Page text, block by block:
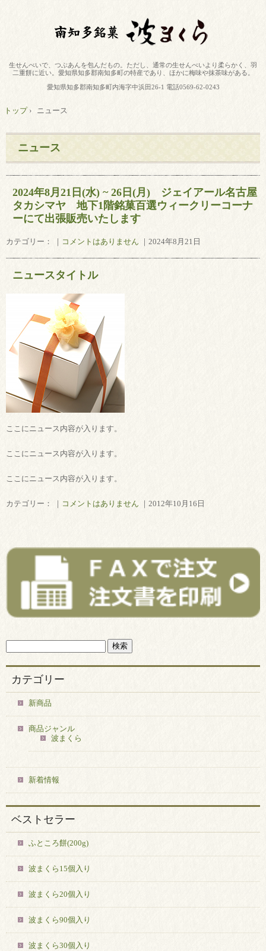
生せんべいで、つぶあんを包んだもの。ただし、通常の生せんべいより柔らかく、羽
二重餅に近い。愛知県知多郡南知多町の特産であり、ほかに梅味や抹茶味がある。
愛知県知多郡南知多町内海字中浜田26-1 電話0569-62-0243
トップ› ニュース
ニュース
2024年8月21日(水) ~ 26日(月) ジェイアール名古屋
タカシマヤ 地下1階銘菓百選ウィークリーコーナ
ーにて出張販売いたします
カテゴリー： ｜ コメントはありません ｜2024年8月21日
ニュースタイトル
ここにニュース内容が入ります。
ここにニュース内容が入ります。
ここにニュース内容が入ります。
カテゴリー： ｜ コメントはありません ｜2012年10月16日
カテゴリー
新商品
商品ジャンル
波まくら
新着情報
ベストセラー
ふところ餅(200g)
波まくら15個入り
波まくら20個入り
波まくら90個入り
波まくら30個入り